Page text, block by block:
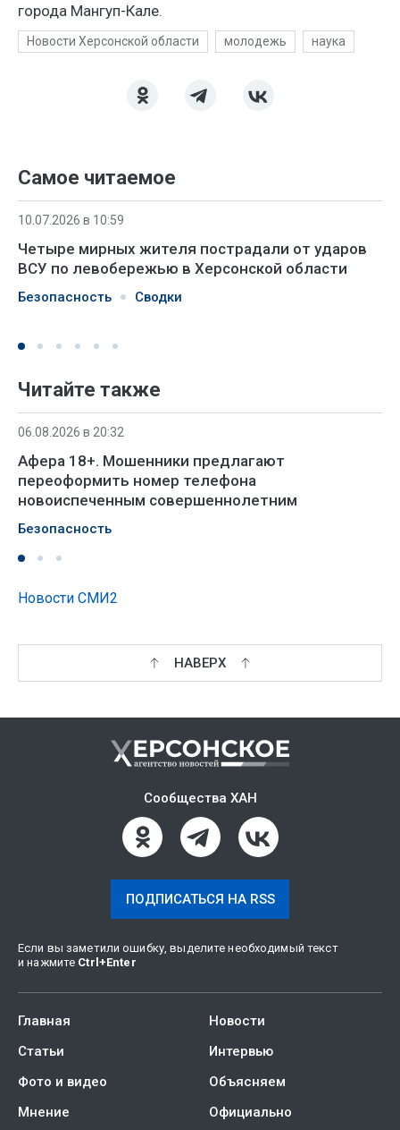
города Мангуп-Кале.
Новости Херсонской области молодежь наука
Самое читаемое
10.07.2026 в 10:59
Четыре мирных жителя пострадали от ударов
ВСУ по левобережью в Херсонской области
Безопасность Сводки
Читайте также
06.08.2026 в 20:32
Афера 18+. Мошенники предлагают
переоформить номер телефона
новоиспеченным совершеннолетним
Безопасность
Новости СМИ2
НАВЕРХ
Сообщества ХАН
ПОДПИСАТЬСЯ НА RSS
Если вы заметили ошибку, выделите необходимый текст
и нажмите Ctrl +Enter
Главная
Новости
Статьи
Интервью
Фото и видео
Объясняем
Мнение
Официально